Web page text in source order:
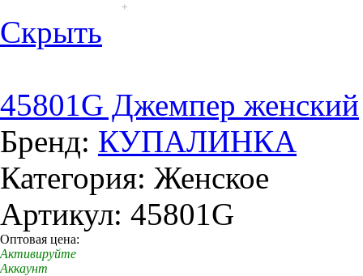
+
Скрыть
45801G Джемпер женский
Бренд: КУПАЛИНКА
Категория: Женское
Артикул: 45801G
Оптовая цена:
Активируйте
Аккаунт